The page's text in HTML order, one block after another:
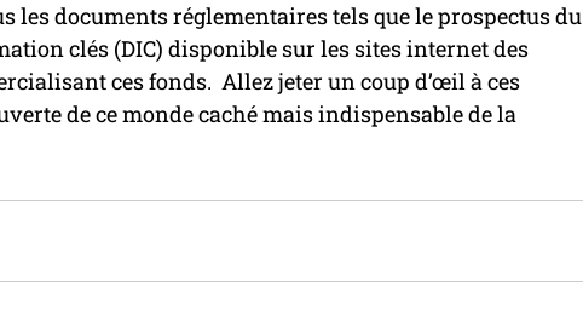
les documents réglementaires tels que le prospectus du
clés (DIC) disponible sur les sites internet des
ces fonds.  Allez jeter un coup d’œil à ces
de ce monde caché mais indispensable de la